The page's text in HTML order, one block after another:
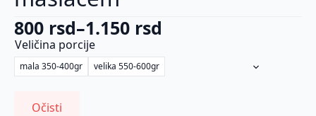
800 rsd–1.150 rsd
Raspon
cena:
od
800 rsd
Veličina porcije
mala 350-400gr velika 550-600gr
Očisti